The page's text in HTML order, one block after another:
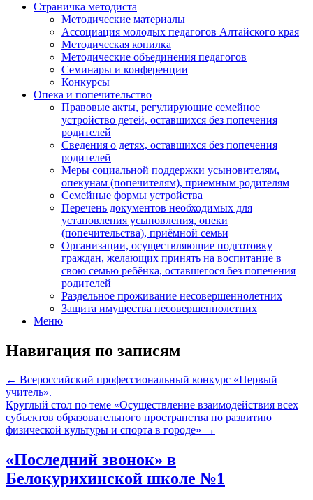
Страничка методиста
Методические материалы
Ассоциация молодых педагогов Алтайского края
Методическая копилка
Методические объединения педагогов
Семинары и конференции
Конкурсы
Опека и попечительство
Правовые акты, регулирующие семейное
устройство детей, оставшихся без попечения
родителей
Сведения о детях, оставшихся без попечения
родителей
Меры социальной поддержки усыновителям,
опекунам (попечителям), приемным родителям
Семейные формы устройства
Перечень документов необходимых для
установления усыновления, опеки
(попечительства), приёмной семьи
Организации, осуществляющие подготовку
граждан, желающих принять на воспитание в
свою семью ребёнка, оставшегося без попечения
родителей
Раздельное проживание несовершеннолетних
Защита имущества несовершеннолетних
Меню
Навигация по записям
← Всероссийский профессиональный конкурс «Первый
учитель».
Круглый стол по теме «Осуществление взаимодействия всех
субъектов образовательного пространства по развитию
физической культуры и спорта в городе» →
«Последний звонок» в
Белокурихинской школе №1